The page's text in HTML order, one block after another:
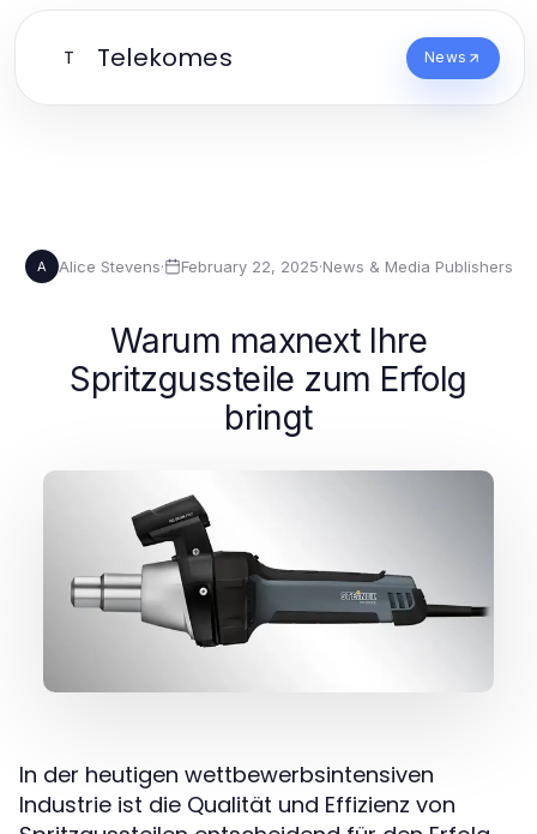
T Telekomes News
A Alice Stevens· February 22, 2025·News & Media Publishers
Warum maxnext Ihre
Spritzgussteile zum Erfolg
bringt
In der heutigen wettbewerbsintensiven
Industrie ist die Qualität und Effizienz von